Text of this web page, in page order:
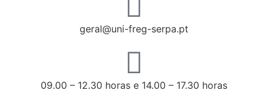
geral@uni-freg-serpa.pt
09.00 – 12.30 horas e 14.00 – 17.30 horas